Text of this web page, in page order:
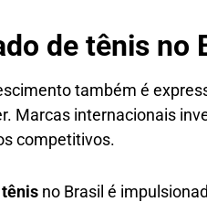
de tênis no
também é
Marcas internacionais
competitivos.
no Brasil é